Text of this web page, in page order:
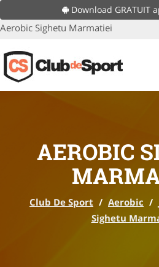
Download GRATUIT
Aerobic Sighetu Marmatiei
AEROBIC
Club De Sport / Aerobic /
Sighetu